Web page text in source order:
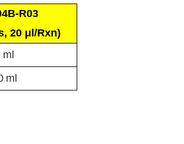
R03
20 μl/Rxn)
ml
ml